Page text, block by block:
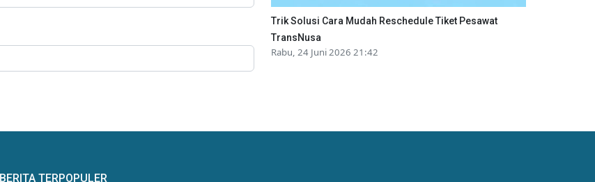
Trik Solusi Cara Mudah Reschedule Tiket Pesawat
TransNusa
Rabu, 24 Juni 2026 21:42
BERITA TERPOPULER